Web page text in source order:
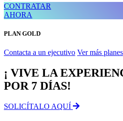
CONTRATAR
AHORA
PLAN GOLD
Contacta a un ejecutivo Ver más planes
¡ VIVE LA
POR 7 DÍAS!
SOLICÍTALO AQUÍ